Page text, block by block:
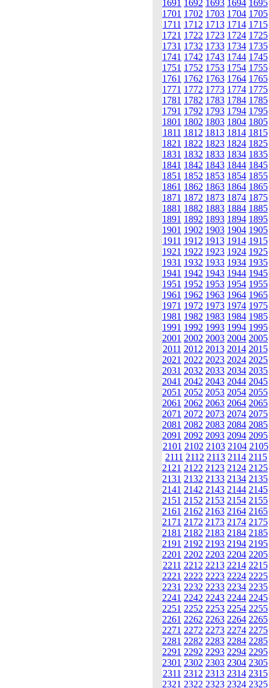
1691 1692 1693 1694 1695
1701 1702 1703 1704 1705
1711 1712 1713 1714 1715
1721 1722 1723 1724 1725
1731 1732 1733 1734 1735
1741 1742 1743 1744 1745
1751 1752 1753 1754 1755
1761 1762 1763 1764 1765
1771 1772 1773 1774 1775
1781 1782 1783 1784 1785
1791 1792 1793 1794 1795
1801 1802 1803 1804 1805
1811 1812 1813 1814 1815
1821 1822 1823 1824 1825
1831 1832 1833 1834 1835
1841 1842 1843 1844 1845
1851 1852 1853 1854 1855
1861 1862 1863 1864 1865
1871 1872 1873 1874 1875
1881 1882 1883 1884 1885
1891 1892 1893 1894 1895
1901 1902 1903 1904 1905
1911 1912 1913 1914 1915
1921 1922 1923 1924 1925
1931 1932 1933 1934 1935
1941 1942 1943 1944 1945
1951 1952 1953 1954 1955
1961 1962 1963 1964 1965
1971 1972 1973 1974 1975
1981 1982 1983 1984 1985
1991 1992 1993 1994 1995
2001 2002 2003 2004 2005
2011 2012 2013 2014 2015
2021 2022 2023 2024 2025
2031 2032 2033 2034 2035
2041 2042 2043 2044 2045
2051 2052 2053 2054 2055
2061 2062 2063 2064 2065
2071 2072 2073 2074 2075
2081 2082 2083 2084 2085
2091 2092 2093 2094 2095
2101 2102 2103 2104 2105
2111 2112 2113 2114 2115
2121 2122 2123 2124 2125
2131 2132 2133 2134 2135
2141 2142 2143 2144 2145
2151 2152 2153 2154 2155
2161 2162 2163 2164 2165
2171 2172 2173 2174 2175
2181 2182 2183 2184 2185
2191 2192 2193 2194 2195
2201 2202 2203 2204 2205
2211 2212 2213 2214 2215
2221 2222 2223 2224 2225
2231 2232 2233 2234 2235
2241 2242 2243 2244 2245
2251 2252 2253 2254 2255
2261 2262 2263 2264 2265
2271 2272 2273 2274 2275
2281 2282 2283 2284 2285
2291 2292 2293 2294 2295
2301 2302 2303 2304 2305
2311 2312 2313 2314 2315
2321 2322 2323 2324 2325